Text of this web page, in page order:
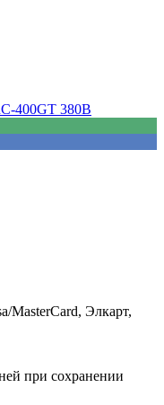
MasterCard, Элкарт,
при сохранении